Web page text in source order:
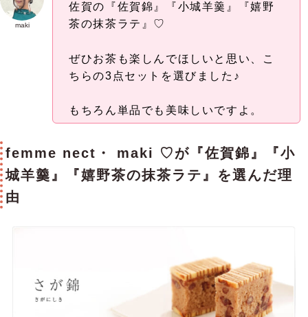
maki
佐賀の『佐賀錦』『小城羊羹』『嬉野
茶の抹茶ラテ』♡
ぜひお茶も楽しんでほしいと思い、こ
ちらの3点セットを選びました♪
もちろん単品でも美味しいですよ。
femme nect・ maki ♡が『佐賀錦』『小
城羊羹』『嬉野茶の抹茶ラテ』を選んだ理
由